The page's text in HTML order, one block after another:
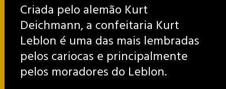
Criada pelo alemão Kurt
Deichmann, a confeitaria Kurt
Leblon é uma das mais lembradas
pelos cariocas e principalmente
pelos moradores do Leblon.